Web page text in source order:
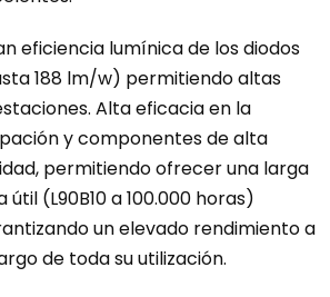
eficiencia lumínica de los diodos
188 lm/w) permitiendo altas
Alta eficacia en la
y componentes de alta
permitiendo ofrecer una larga
útil (L90B10 a 100.000 horas)
un elevado rendimiento a
de toda su utilización.